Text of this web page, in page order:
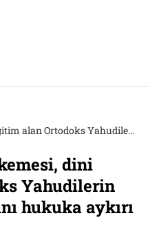
İsrail Yüksek Mahkemesi, dini eğitim alan Ortodoks Yahudilerin askere alınmamasını hukuka aykırı buldu
dini
Yahudilerin
hukuka aykırı